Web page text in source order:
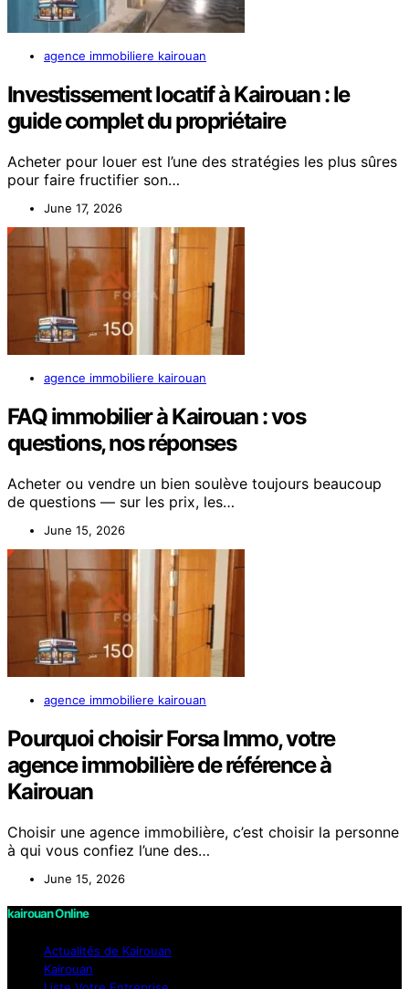
agence immobiliere kairouan
Investissement locatif à Kairouan : le
guide complet du propriétaire
Acheter pour louer est l’une des stratégies les plus sûres
pour faire fructifier son…
June 17, 2026
agence immobiliere kairouan
FAQ immobilier à Kairouan : vos
questions, nos réponses
Acheter ou vendre un bien soulève toujours beaucoup
de questions — sur les prix, les…
June 15, 2026
agence immobiliere kairouan
Pourquoi choisir Forsa Immo, votre
agence immobilière de référence à
Kairouan
Choisir une agence immobilière, c’est choisir la personne
à qui vous confiez l’une des…
June 15, 2026
kairouan Online
Actualités de Kairouan
Kairouan